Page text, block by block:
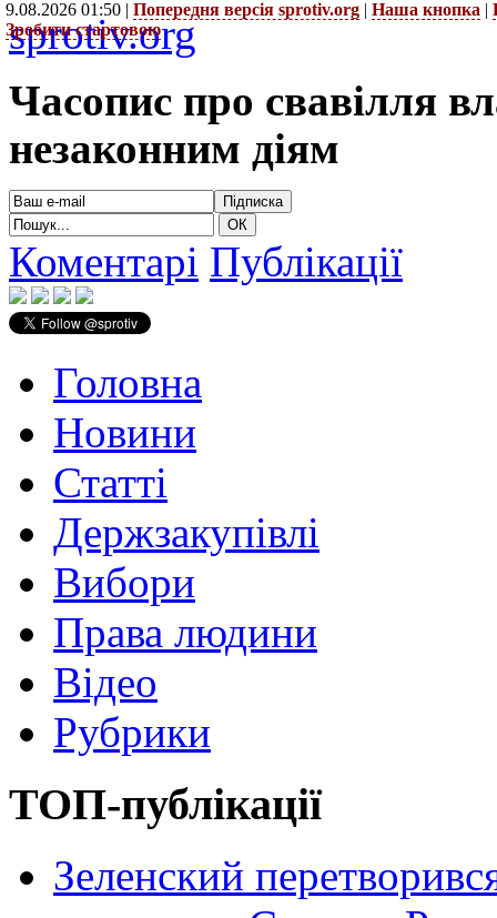
9.08.2026 01:50 | Попередня версія sprotiv.org | Наша кнопка |
Зробити стартовою
sprotiv.org
Часопис про свавілля
незаконним діям
Коментарі Публікації
Головна
Новини
Статті
Держзакупівлі
Вибори
Права людини
Відео
Рубрики
ТОП-публікації
Зеленский